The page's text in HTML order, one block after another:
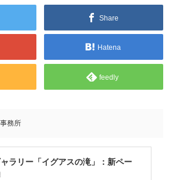
Share
Hatena
feedly
務所
ラリー「イグアスの滝」：新ペー